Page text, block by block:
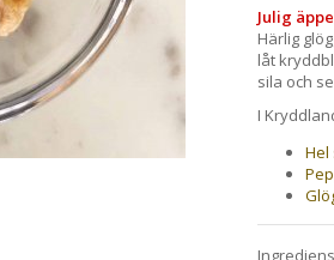
Julig
Härlig
låt
sila och
I
Hel